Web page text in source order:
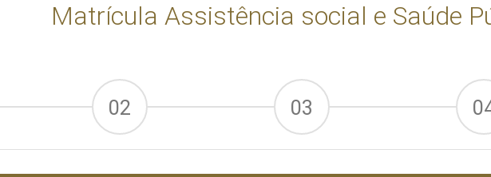
Matrícula Assistência social e Saúde
02 03